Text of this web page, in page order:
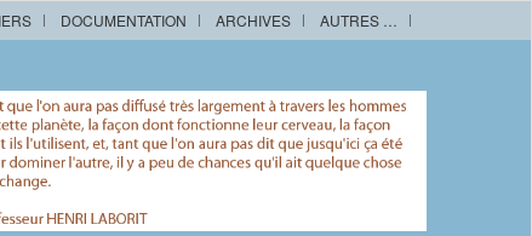
DOCUMENTATION ARCHIVES AUTRES …